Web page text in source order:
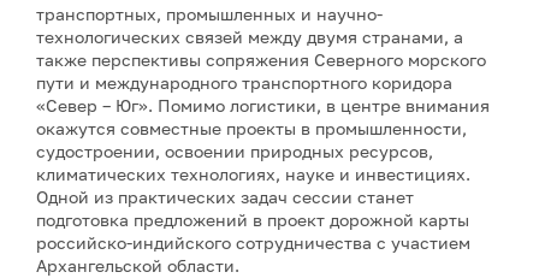
транспортных, промышленных и научно-
технологических связей между двумя странами, а
также перспективы сопряжения Северного морского
пути и международного транспортного коридора
«Север – Юг». Помимо логистики, в центре внимания
окажутся совместные проекты в промышленности,
судостроении, освоении природных ресурсов,
климатических технологиях, науке и инвестициях.
Одной из практических задач сессии станет
подготовка предложений в проект дорожной карты
российско-индийского сотрудничества с участием
Архангельской области.